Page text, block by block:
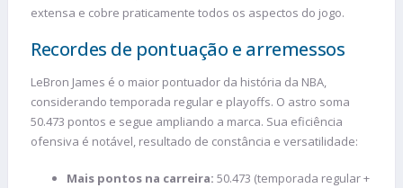
extensa e cobre praticamente todos os aspectos do jogo.
Recordes de pontuação e arremessos
LeBron James é o maior pontuador da história da NBA,
considerando temporada regular e playoffs. O astro soma
50.473 pontos e segue ampliando a marca. Sua eficiência
ofensiva é notável, resultado de constância e versatilidade:
Mais pontos na carreira: 50.473 (temporada regular +